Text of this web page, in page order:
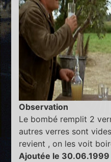
Observation
Le bombé remplit 2
autres verres sont
revient , on les voit
Ajoutée le 30.06.1999